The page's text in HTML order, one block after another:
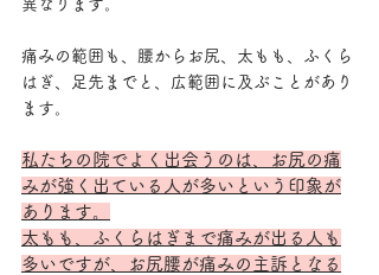
異なります。
痛みの範囲も、腰からお尻、太もも、ふくら
はぎ、足先までと、広範囲に及ぶことがあり
ます。
私たちの院でよく出会うのは、お尻の痛
みが強く出ている人が多いという印象が
あります。
太もも、ふくらはぎまで痛みが出る人も
多いですが、お尻腰が痛みの主訴となる